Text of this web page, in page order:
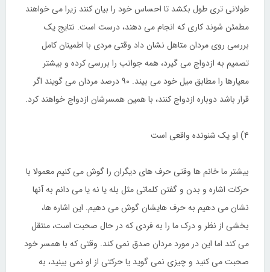
طولانی تری طول بکشد تا احساس خود را بیان کنند زیرا می خواهند
مطمئن شوند کاری که انجام می دهند، درست است. نتایج یک
بررسی روی مردان متاهل نشان داد وقتی مردی با اطمینان کامل
تصمیم به ازدواج می گیرد، همه جوانب را بررسی کرده و بیشتر
معیارها را مطابق میل خود می بیند. ۹۰ درصد مردان می گویند اگر
قرار باشد دوباره ازدواج کنند، با همین همسرشان ازدواج خواهند کرد.
۴) او یک شنونده واقعی است
بیشتر ما خانم ها وقتی حرف های دیگران را گوش می کنیم معمولا با
حرکات اشاره و بدن و گفتن کلماتی مثل بله یا نه یا می دانم به آنها
نشان می دهیم به حرف هایشان گوش می دهیم. این اشاره ها،
بخشی از نظر و درک ما را به فردی که در حال صحبت است، منتقل
می کند اما این در مورد مردان صدق نمی کند. وقتی که با همسر خود
صحبت می کنید و چیزی نمی گوید یا حرکتی از او نمی بینید، به